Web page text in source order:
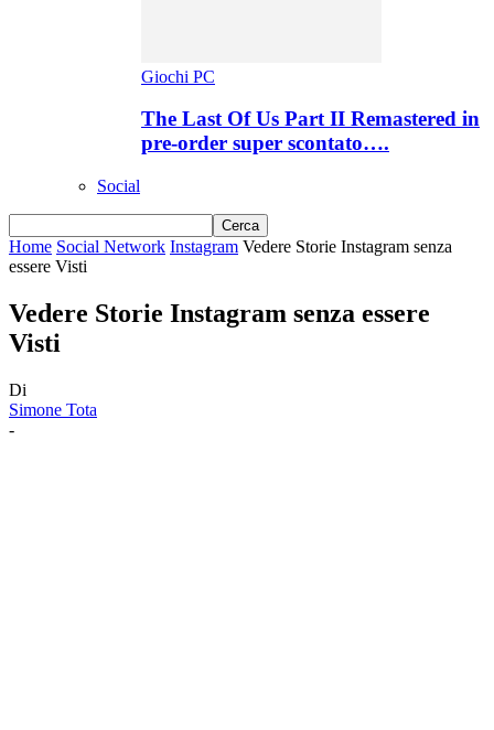
Giochi PC
The Last Of Us Part II Remastered in
pre-order super scontato….
Social
Home Social Network Instagram Vedere Storie Instagram senza
essere Visti
Vedere Storie Instagram senza essere
Visti
Di
Simone Tota
-